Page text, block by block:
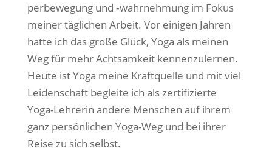
per­be­we­gung und ‑wahr­neh­mung im Fokus
mei­ner täg­li­chen Arbeit. Vor eini­gen Jah­ren
hat­te ich das gro­ße Glück, Yoga als mei­nen
Weg für mehr Acht­sam­keit ken­nen­zu­ler­nen.
Heu­te ist Yoga mei­ne Kraft­quel­le und mit viel
Lei­den­schaft beglei­te ich als zer­ti­fi­zier­te
Yoga-Leh­re­rin ande­re Men­schen auf ihrem
ganz per­sön­li­chen Yoga-Weg und bei ihrer
Rei­se zu sich selbst.